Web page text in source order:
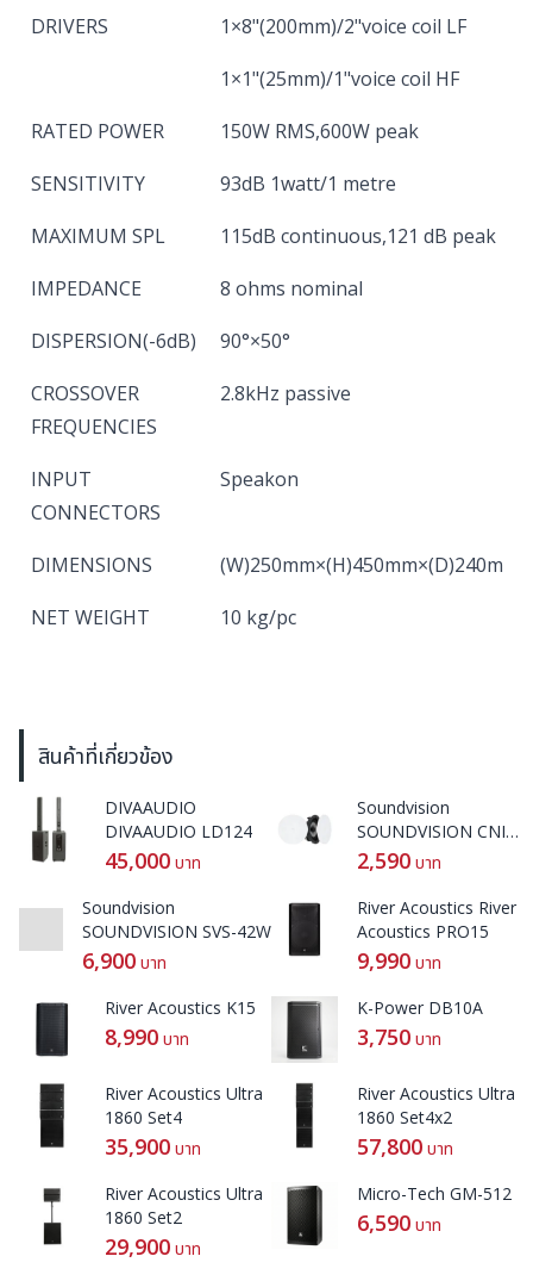
DRIVERS
1×8"(200mm)/2"voice coil LF
1×1"(25mm)/1"voice coil HF
RATED POWER
150W RMS,600W peak
SENSITIVITY
93dB 1watt/1 metre
MAXIMUM SPL
115dB continuous,121 dB peak
IMPEDANCE
8 ohms nominal
DISPERSION(-6dB)
90°×50°
CROSSOVER
FREQUENCIES
2.8kHz passive
INPUT
CONNECTORS
Speakon
DIMENSIONS
(W)250mm×(H)450mm×(D)240mm
NET WEIGHT
10 kg/pc
สินค้าที่เกี่ยวข้อง
DIVAAUDIO
DIVAAUDIO LD124
45,000 บาท
Soundvision
SOUNDVISION CNI-
62
2,590 บาท
Soundvision
SOUNDVISION SVS-
42W
6,900บาท
River Acoustics River
Acoustics PRO15
9,990 บาท
River Acoustics K15
8,990 บาท
K-Power DB10A
3,750 บาท
River Acoustics Ultra
1860 Set4
35,900 บาท
River Acoustics Ultra
1860 Set4x2
57,800 บาท
River Acoustics Ultra
1860 Set2
29,900 บาท
Micro-Tech GM-512
6,590 บาท